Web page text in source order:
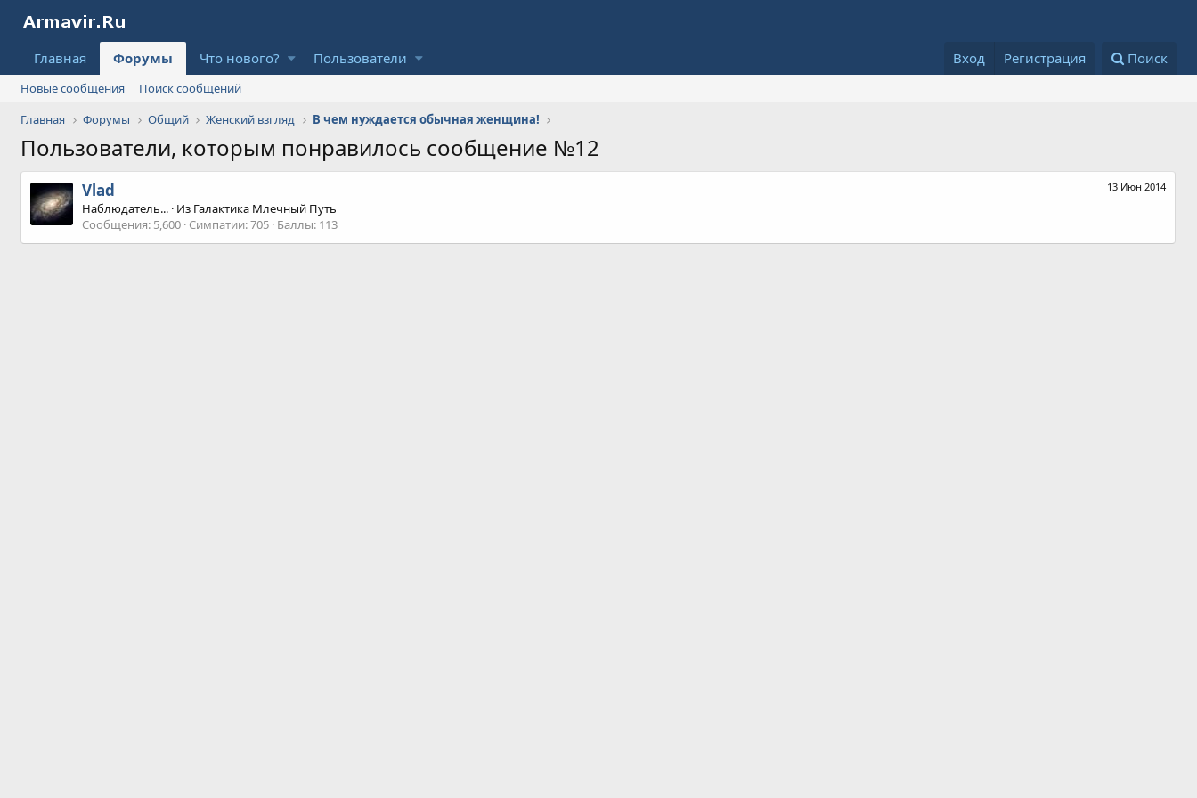
Главная Форумы Что нового? Пользователи Вход Регистрация Поиск
Новые сообщения
Поиск сообщений
Главная
Форумы Общий Женский взгляд В чем нуждается обычная женщина!
Пользователи, которым понравилось сообщение №12
13 Июн 2014
Vlad
Наблюдатель... · Из Галактика Млечный Путь
Сообщения 5,600 Симпатии 705 Баллы 113